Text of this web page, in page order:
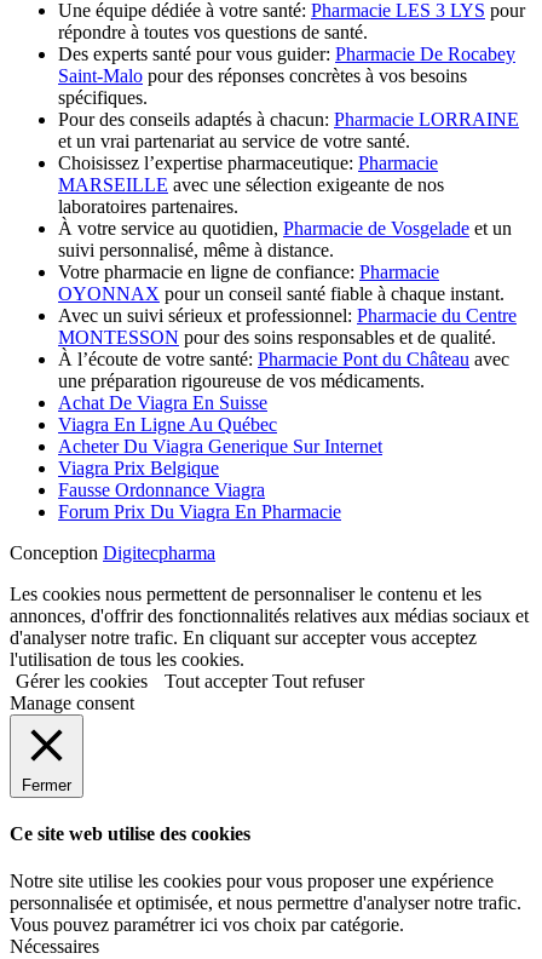
Une équipe dédiée à votre santé: Pharmacie LES 3 LYS pour
répondre à toutes vos questions de santé.
Des experts santé pour vous guider: Pharmacie De Rocabey
Saint-Malo pour des réponses concrètes à vos besoins
spécifiques.
Pour des conseils adaptés à chacun: Pharmacie LORRAINE
et un vrai partenariat au service de votre santé.
Choisissez l’expertise pharmaceutique: Pharmacie
MARSEILLE avec une sélection exigeante de nos
laboratoires partenaires.
À votre service au quotidien, Pharmacie de Vosgelade et un
suivi personnalisé, même à distance.
Votre pharmacie en ligne de confiance: Pharmacie
OYONNAX pour un conseil santé fiable à chaque instant.
Avec un suivi sérieux et professionnel: Pharmacie du Centre
MONTESSON pour des soins responsables et de qualité.
À l’écoute de votre santé: Pharmacie Pont du Château avec
une préparation rigoureuse de vos médicaments.
Achat De Viagra En Suisse
Viagra En Ligne Au Québec
Acheter Du Viagra Generique Sur Internet
Viagra Prix Belgique
Fausse Ordonnance Viagra
Forum Prix Du Viagra En Pharmacie
Conception Digitecpharma
Les cookies nous permettent de personnaliser le contenu et les
annonces, d'offrir des fonctionnalités relatives aux médias sociaux et
d'analyser notre trafic. En cliquant sur accepter vous acceptez
l'utilisation de tous les cookies.
Gérer les cookies
Tout accepterTout refuser
Manage consent
Fermer
Ce site web utilise des cookies
Notre site utilise les cookies pour vous proposer une expérience
personnalisée et optimisée, et nous permettre d'analyser notre trafic.
Vous pouvez paramétrer ici vos choix par catégorie.
Nécessaires